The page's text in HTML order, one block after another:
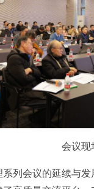
会议现
列会议的延续与